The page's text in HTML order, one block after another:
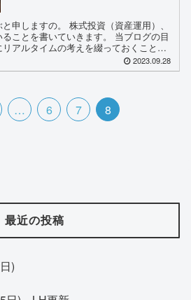
申しますの。 株式投資（資産運用）、
ことを書いていきます。 当ブログの目
アルタイムの考えを綴っておくことは
いブログを始めました。 セミリタ...2023.09.28
… 6 7 8
最近の投稿
)